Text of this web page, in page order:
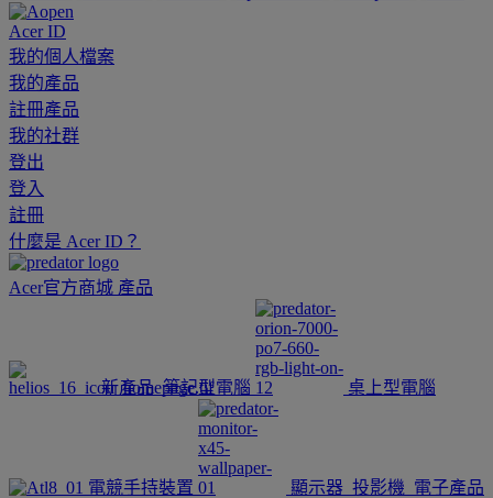
Acer ID
我的個人檔案
我的產品
註冊產品
我的社群
登出
登入
註冊
什麼是 Acer ID？
Acer官方商城 產品
新產品 筆記型電腦 桌上型電腦
電競手持裝置 顯示器 投影機 電子產品